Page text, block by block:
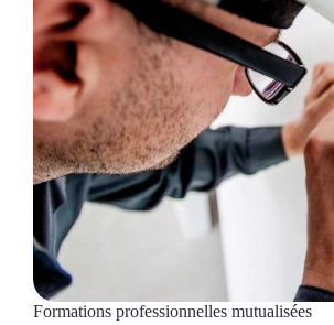
Formations professionnelles mutualisées